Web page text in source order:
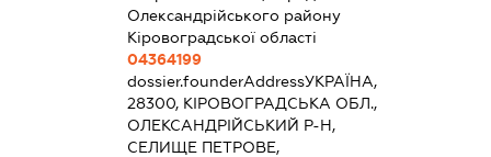
Олександрійського району
Кіровоградської області
04364199
dossier.founderAddressУКРАЇНА,
28300, КІРОВОГРАДСЬКА ОБЛ.,
ОЛЕКСАНДРІЙСЬКИЙ Р-Н,
СЕЛИЩЕ ПЕТРОВЕ,